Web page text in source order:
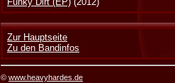
Zur Hauptseite
Zu den Bandinfos
©www.heavyhardes.de